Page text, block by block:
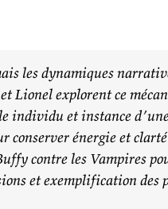
les dynamiques
Lionel explorent ce
individu et instance
énergie et
contre les Vampires
et exemplification des